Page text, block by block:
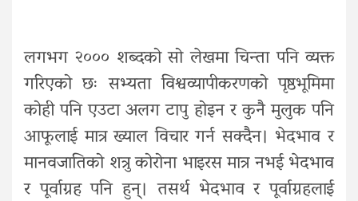
लगभग २००० शब्दको सो लेखमा चिन्ता पनि व्यक्त
गरिएको छः सभ्यता विश्वव्यापीकरणको पृष्ठभूमिमा
कोही पनि एउटा अलग टापु होइन र कुनै मुलुक पनि
आफूलाई मात्र ख्याल विचार गर्न सक्दैन। भेदभाव र
मानवजातिको शत्रु कोरोना भाइरस मात्र नभई भेदभाव
र पूर्वाग्रह पनि हुन्। तसर्थ भेदभाव र पूर्वाग्रहलाई